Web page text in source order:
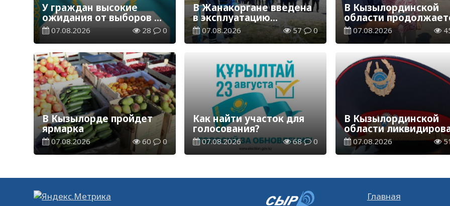
У граждан высокие
ожидания от выборов в
Курултай – опрос
общественного мнения
07.08.2026 28 0
В Жанакоргане введена
в эксплуатацию
водораспределительная
станция
07.08.2026 57 0
В Кызылординской
области
экологическая акция
«Таза Қазақстан»
07.08.2026
В Кызылорде пройдет
ярмарка
07.08.2026 60 0
Как найти участок для
голосования?
07.08.2026 68 0
В Кызылординской
области
группа нелегальных
добытчиков золота
07.08.2026
Главная